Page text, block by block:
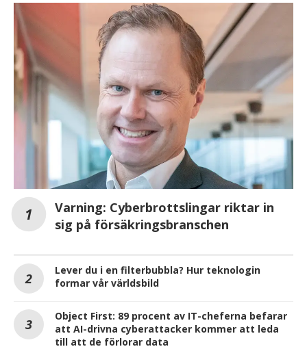
Varning: Cyberbrottslingar riktar in
sig på försäkringsbranschen
Lever du i en filterbubbla? Hur teknologin
formar vår världsbild
Object First: 89 procent av IT-cheferna befarar
att AI-drivna cyberattacker kommer att leda
till att de förlorar data